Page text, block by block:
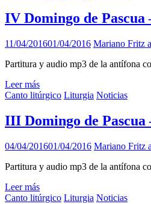
IV Domingo de Pascua
11/04/201601/04/2016 Mariano Fritz
Partitura y audio mp3 de la antífona
Leer más
Canto litúrgico Liturgia Noticias
III Domingo de Pascua
04/04/201601/04/2016 Mariano Fritz
Partitura y audio mp3 de la antífona
Leer más
Canto litúrgico Liturgia Noticias